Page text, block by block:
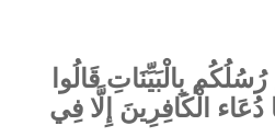
بِالْبَيِّنَاتِ قَالُوا
دُعَاء الْكَافِرِينَ إِلَّا فِي